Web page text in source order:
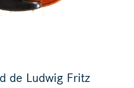
de Ludwig Fritz